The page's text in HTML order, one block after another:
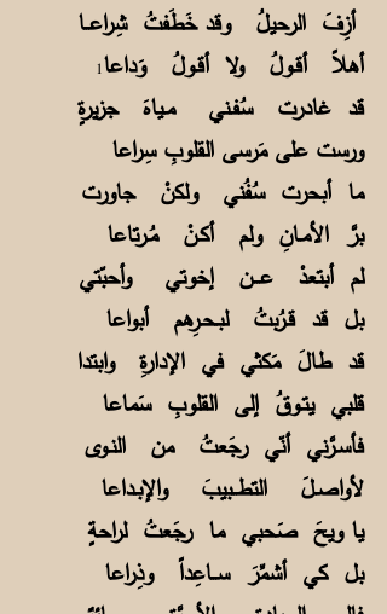
أزِفَ الرحيلُ وقد خَطَفتُ شِراعــا
أهلاً أقـولُ ولا أقـولُ وَداعا1
قد غادرت سُفـني مـياهَ جزيرةٍ
ورست على مَرسى القلوبِ سِراعا
ما أبحرت سُفُني ولكنْ جاورت
برَّ الأمـانِ ولم أكـنْ مُـرتاعا
لم أبتعدْ عـــن إخوتي وأحبّتي
بل قد قـرُبتُ لبـحـرِهم أبواعا
قد طالَ مَكثي في الإدارةِ وابتدا
قلبي يتـوقُ إلى القلوبِ سَماعا
فأسـرَّني أنّي رجَعتُ من النـوى
لأواصـلَ التطــبيبَ والإبـداعا
يا ويحَ صَحبي ما رجَعتُ لراحةٍ
بل كي أشمِّرَ ســاعِداً وذِراعا